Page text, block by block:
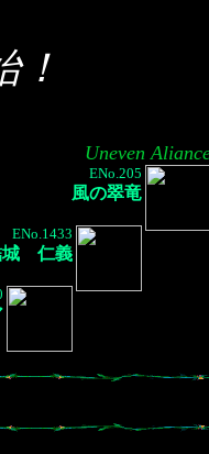
！
Uneven
ENo.205
風の翠竜
ENo.1433
城 仁義